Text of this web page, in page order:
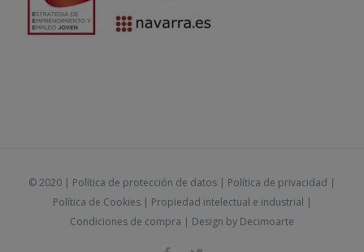
© 2020 | Política de protección de datos | Política de privacidad |
Política de Cookies| Propiedad intelectual e industrial |
Condiciones de compra | Design by Decimoarte